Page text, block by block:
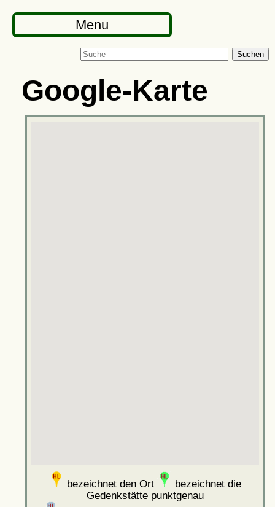
Menu
Suchen
Google-Karte
bezeichnet den Ort
bezeichnet die
Gedenkstätte punktgenau